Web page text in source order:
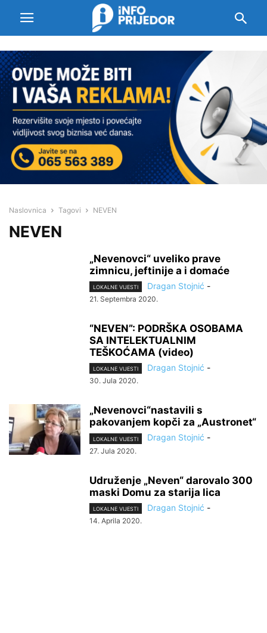
Naslovnica Tagovi NEVEN
NEVEN
„Nevenovci“ uveliko prave
zimnicu, jeftinije a i domaće
LOKALNE VIJESTI Dragan Stojnić -
21. Septembra 2020.
“NEVEN”: PODRŠKA OSOBAMA
SA INTELEKTUALNIM
TEŠKOĆAMA (video)
LOKALNE VIJESTI Dragan Stojnić -
30. Jula 2020.
„Nevenovci“nastavili s
pakovanjem kopči za „Austronet“
LOKALNE VIJESTI Dragan Stojnić -
27. Jula 2020.
Udruženje „Neven“ darovalo 300
maski Domu za starija lica
LOKALNE VIJESTI Dragan Stojnić -
14. Aprila 2020.